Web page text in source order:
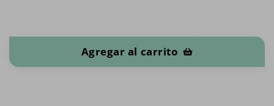
Agregar al carrito